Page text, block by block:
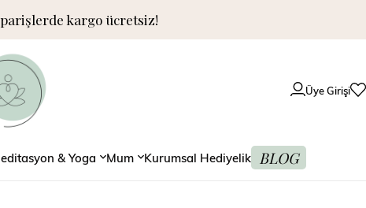
kargo ücretsiz!
Üye Girişi
& Yoga Mum Kurumsal Hediyelik BLOG